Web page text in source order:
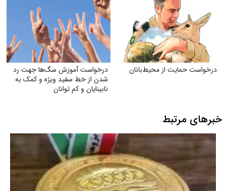
درخواست حمایت از محیط‌بانان
درخواست آموزش سگ‌ها جهت رد
شدن از خط سفید ویژه و کمک به
نابینایان و کم توانان
خبرهای مرتبط